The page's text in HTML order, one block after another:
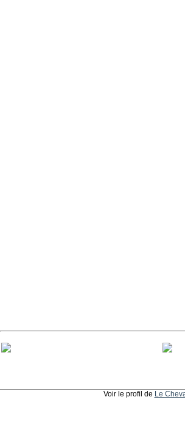
Voir le profil de Le